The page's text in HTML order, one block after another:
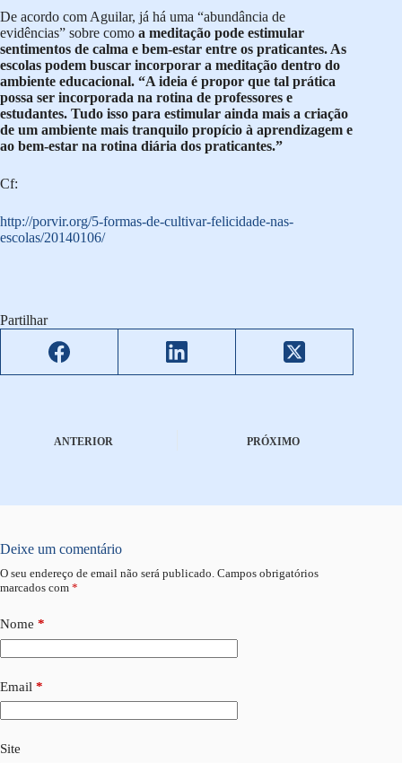
De acordo com Aguilar, já há uma “abundância de
evidências” sobre como a meditação pode estimular
sentimentos de calma e bem-estar entre os praticantes. As
escolas podem buscar incorporar a meditação dentro do
ambiente educacional. “A ideia é propor que tal prática
possa ser incorporada na rotina de professores e
estudantes. Tudo isso para estimular ainda mais a criação
de um ambiente mais tranquilo propício à aprendizagem e
ao bem-estar na rotina diária dos praticantes.”
Cf:
http://porvir.org/5-formas-de-cultivar-felicidade-nas-
escolas/20140106/
Partilhar
ANTERIOR PRÓXIMO
Deixe um comentário
O seu endereço de email não será publicado. Campos obrigatórios
marcados com *
Nome *
Email *
Site